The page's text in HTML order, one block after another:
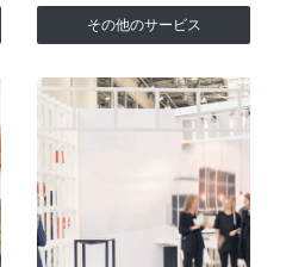
その他のサービス